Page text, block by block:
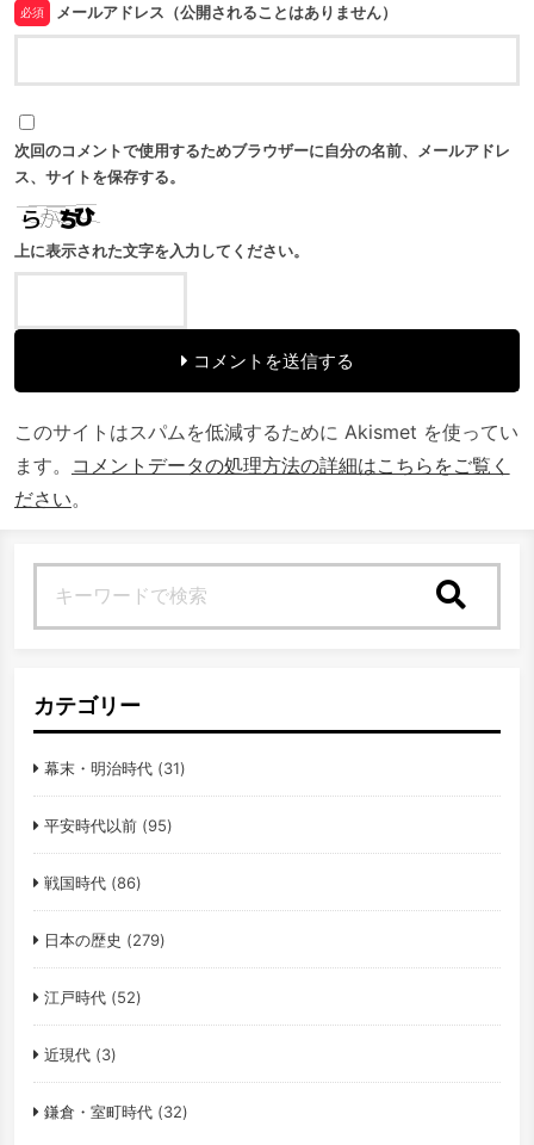
必須 メールアドレス（公開されることはありません）
次回のコメントで使用するためブラウザーに自分の名前、メールアドレ
ス、サイトを保存する。
上に表示された文字を入力してください。
コメントを送信する
このサイトはスパムを低減するために Akismet を使ってい
ます。
コメントデータの処理方法の詳細はこちらをご覧く
ださい。
カテゴリー
幕末・明治時代(31)
平安時代以前(95)
戦国時代(86)
日本の歴史 (279)
江戸時代(52)
近現代(3)
鎌倉・室町時代(32)